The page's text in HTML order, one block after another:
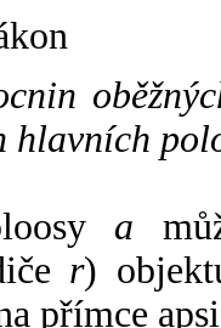
hlavních
a
r)
přímce